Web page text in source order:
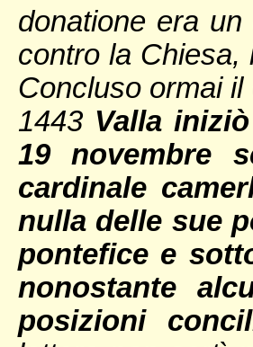
donatione era
contro la Chiesa,
Concluso ormai
1443 Valla
19 novembre
cardinale
nulla delle sue
pontefice e
nonostante
posizioni